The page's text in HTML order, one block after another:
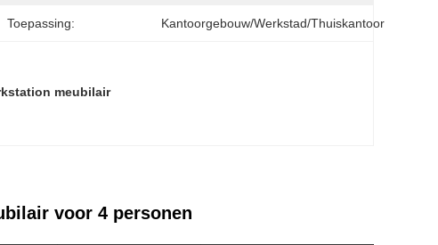
Toepassing: Kantoorgebouw/werkstad/thuiskantoor
meubilair
voor 4 personen